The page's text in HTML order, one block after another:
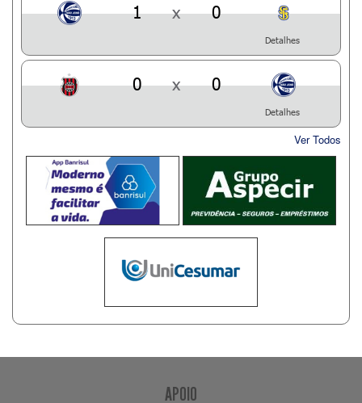
1 x 0
Detalhes
0 x 0
Detalhes
Ver Todos
APOIO